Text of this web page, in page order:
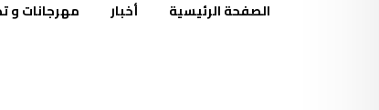
الصفحة الرئيسية أخبار مهرجانات و